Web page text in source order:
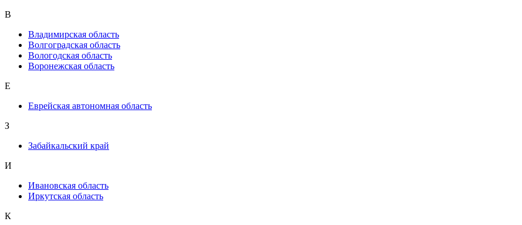
В
Владимирская область
Волгоградская область
Вологодская область
Воронежская область
Е
Еврейская автономная область
З
Забайкальский край
И
Ивановская область
Иркутская область
К